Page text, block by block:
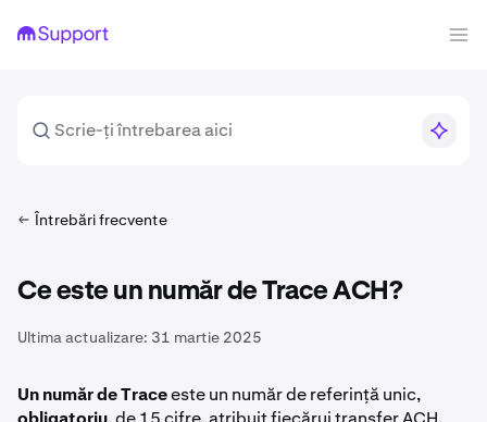
Întrebări frecvente
Ce este un număr de Trace ACH?
Ultima actualizare: 31 martie 2025
Un număr de Traceeste un număr de referință unic,